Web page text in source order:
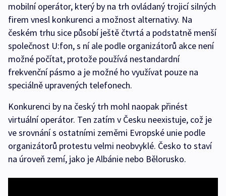
mobilní operátor, který by na trh ovládaný trojicí silných
firem vnesl konkurenci a možnost alternativy. Na
českém trhu sice působí ještě čtvrtá a podstatně menší
společnost U:fon, s ní ale podle organizátorů akce není
možné počítat, protože používá nestandardní
frekvenční pásmo a je možné ho využívat pouze na
speciálně upravených telefonech.
Konkurenci by na český trh mohl naopak přinést
virtuální operátor. Ten zatím v Česku neexistuje, což je
ve srovnání s ostatními zeměmi Evropské unie podle
organizátorů protestu velmi neobvyklé. Česko to staví
na úroveň zemí, jako je Albánie nebo Bělorusko.